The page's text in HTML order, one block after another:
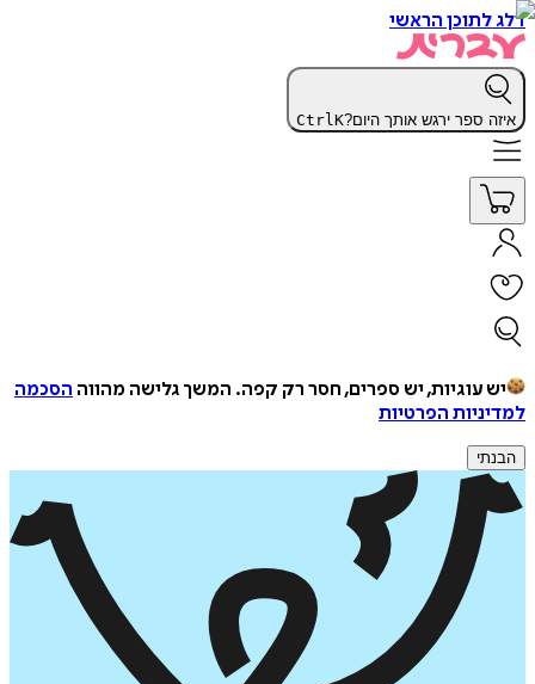
דלג לתוכן הראשי
איזה ספר ירגש אותך היום? CtrlK
יש עוגיות, יש ספרים, חסר רק קפה. המשך גלישה מהווה הסכמה
למדיניות הפרטיות
הבנתי